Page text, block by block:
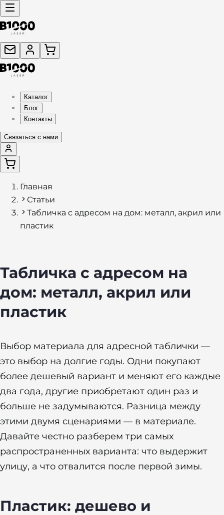
Каталог
Блог
Контакты
Связаться с нами
Главная
Статьи
Табличка с адресом на дом: металл, акрил или
пластик
Табличка с адресом на
дом: металл, акрил или
пластик
Выбор материала для адресной таблички —
это выбор на долгие годы. Одни покупают
более дешевый вариант и меняют его каждые
два года, другие приобретают один раз и
больше не задумываются. Разница между
этими двумя сценариями — в материале.
Давайте честно разберем три самых
распространенных варианта: что выдержит
улицу, а что отвалится после первой зимы.
Пластик: дешево и